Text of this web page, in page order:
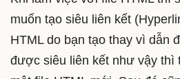
muốn tạo siêu liên kết
HTML do bạn tạo thay vì dẫn
được siêu liên kết như vậy thì